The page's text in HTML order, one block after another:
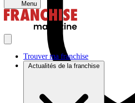
Menu
Trouver ma franchise
Actualités de la franchise